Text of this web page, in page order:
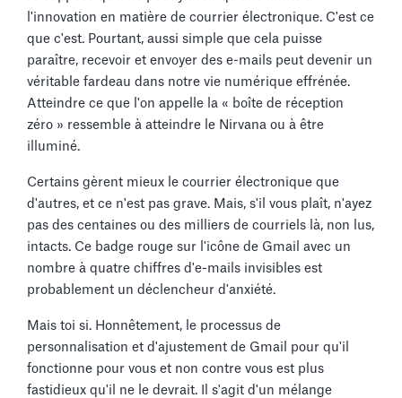
l'innovation en matière de courrier électronique. C'est ce
que c'est. Pourtant, aussi simple que cela puisse
paraître, recevoir et envoyer des e-mails peut devenir un
véritable fardeau dans notre vie numérique effrénée.
Atteindre ce que l'on appelle la « boîte de réception
zéro » ressemble à atteindre le Nirvana ou à être
illuminé.
Certains gèrent mieux le courrier électronique que
d'autres, et ce n'est pas grave. Mais, s'il vous plaît, n'ayez
pas des centaines ou des milliers de courriels là, non lus,
intacts. Ce badge rouge sur l'icône de Gmail avec un
nombre à quatre chiffres d'e-mails invisibles est
probablement un déclencheur d'anxiété.
Mais toi si. Honnêtement, le processus de
personnalisation et d'ajustement de Gmail pour qu'il
fonctionne pour vous et non contre vous est plus
fastidieux qu'il ne le devrait. Il s'agit d'un mélange